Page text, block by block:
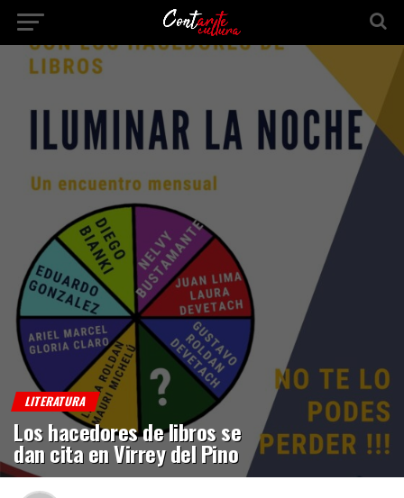
LITERATURA
Los hacedores de libros se
dan cita en Virrey del Pino